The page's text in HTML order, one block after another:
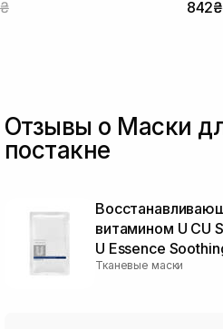
842₴
Отзывы о Маски
постакне
витамином U CU
U Essence
Тканевые маски